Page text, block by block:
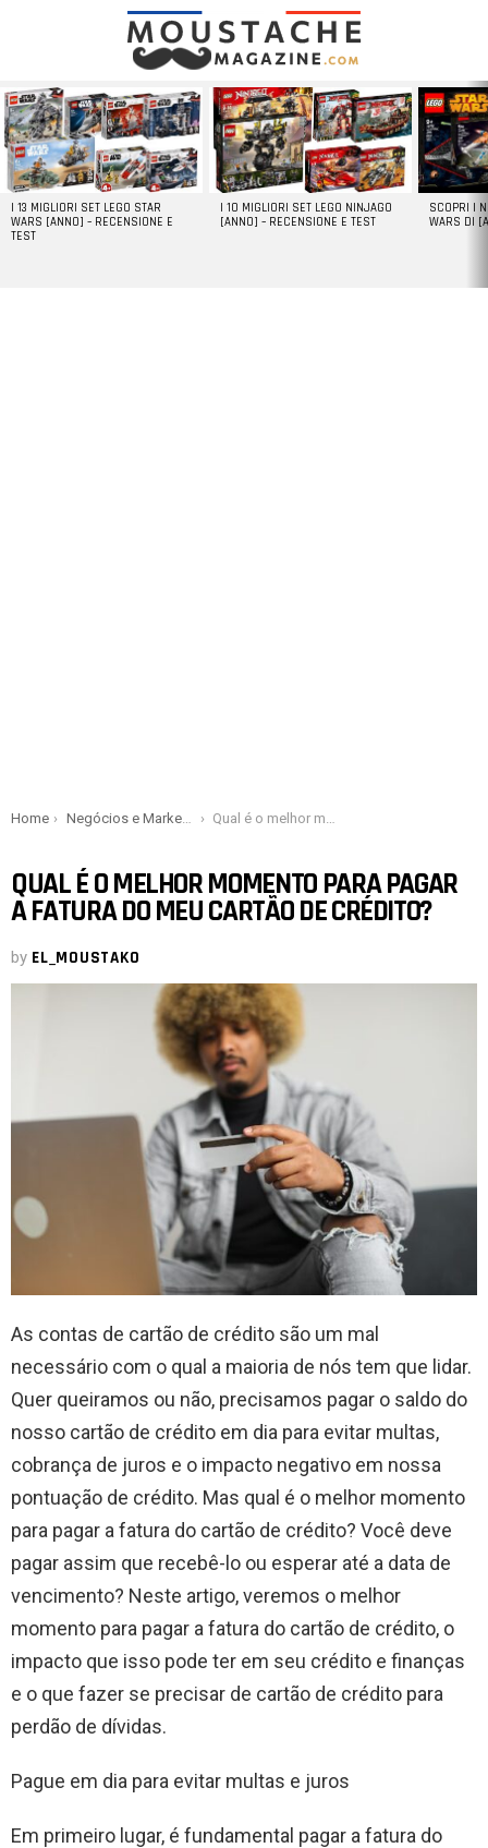
LATEST
STORIES
I 13 MIGLIORI SET LEGO STAR
WARS [ANNO] – RECENSIONE E
TEST
I 10 MIGLIORI SET LEGO NINJAGO
[ANNO] – RECENSIONE E TEST
SCOPRI I
WARS DI
You are here:
Home Negócios e Marketing Qual é o melhor momento para pagar a fatura do meu cartão de crédito?
QUAL É O MELHOR MOMENTO PARA PAGAR
A FATURA DO MEU CARTÃO DE CRÉDITO?
by EL_MOUSTAKO
As contas de cartão de crédito são um mal
necessário com o qual a maioria de nós tem que lidar.
Quer queiramos ou não, precisamos pagar o saldo do
nosso cartão de crédito em dia para evitar multas,
cobrança de juros e o impacto negativo em nossa
pontuação de crédito. Mas qual é o melhor momento
para pagar a fatura do cartão de crédito? Você deve
pagar assim que recebê-lo ou esperar até a data de
vencimento? Neste artigo, veremos o melhor
momento para pagar a fatura do cartão de crédito, o
impacto que isso pode ter em seu crédito e finanças
e o que fazer se precisar de cartão de crédito para
perdão de dívidas.
Pague em dia para evitar multas e juros
Em primeiro lugar, é fundamental pagar a fatura do